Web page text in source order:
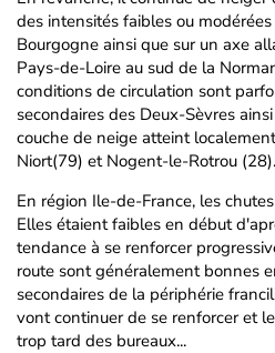
des intensités faibles ou
Bourgogne ainsi que sur un axe
Pays-de-Loire au sud de la
conditions de circulation sont
secondaires des Deux-Sèvres
couche de neige atteint
Niort(79) et Nogent-le-Rotrou (28).
En région Ile-de-France, les
Elles étaient faibles en début
tendance à se renforcer
route sont généralement bonnes
secondaires de la périphérie
vont continuer de se renforcer et
trop tard des bureaux...